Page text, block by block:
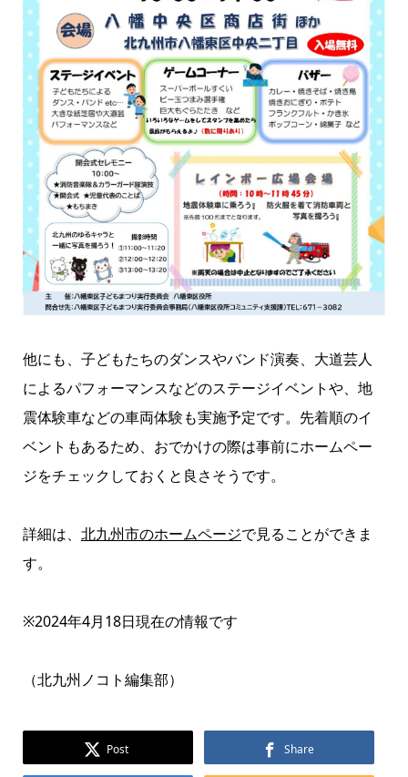
他にも、子どもたちのダンスやバンド演奏、大道芸人
によるパフォーマンスなどのステージイベントや、地
震体験車などの車両体験も実施予定です。先着順のイ
ベントもあるため、おでかけの際は事前にホームペー
ジをチェックしておくと良さそうです。
詳細は、 北九州市のホームページで見ることができま
す。
※2024年4月18日現在の情報です
（北九州ノコト編集部）
Post Share